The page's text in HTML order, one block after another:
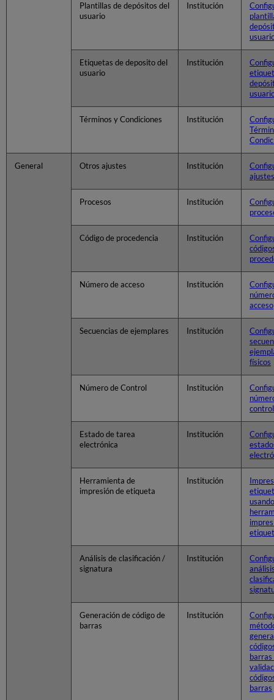
Plantillas de depósitos del
usuario
Institución
Etiquetas de deposito del
usuario
Institución
Términos y Condiciones Institución
General Otros ajustes Institución
ajustes
Procesos Institución
Código de procedencia Institución
Número de acceso Institución
acceso
Secuencias de ejemplares Institución
físicos
Número de Control Institución
control
Estado de tarea
electrónica
Institución
Herramienta de
impresión de etiqueta
Institución
Análisis de clasificación /
signatura
Institución
Generación de código de
barras
Institución
barras
barras